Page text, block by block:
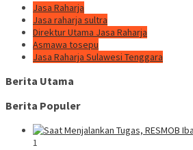
Jasa Raharja
Jasa raharja sultra
Direktur Utama Jasa Raharja
Asmawa tosepu
Jasa Raharja Sulawesi Tenggara
Berita Utama
Berita Populer
1